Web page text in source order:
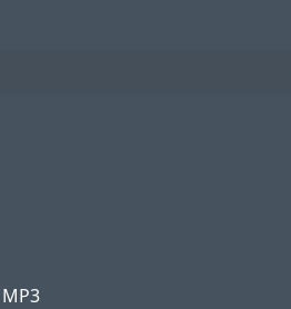
MP3